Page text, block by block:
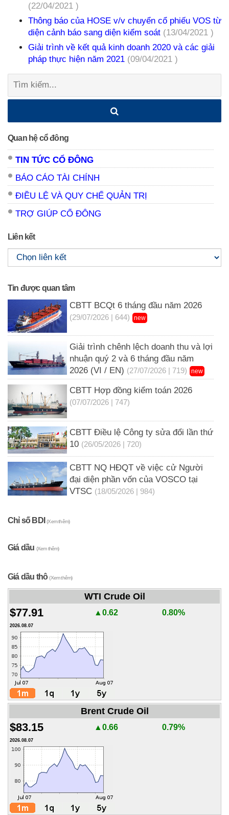
(22/04/2021 )
Thông báo của HOSE v/v chuyển cổ phiếu VOS từ
diện cảnh báo sang diện kiểm soát (13/04/2021 )
Giải trình về kết quả kinh doanh 2020 và các giải
pháp thực hiện năm 2021 (09/04/2021 )
Tìm
Quan hệ cổ đông
TIN TỨC CỔ ĐÔNG
BÁO CÁO TÀI CHÍNH
ĐIỀU LỆ VÀ QUY CHẾ QUẢN TRỊ
TRỢ GIÚP CỔ ĐÔNG
Liên kết
Tin được quan tâm
CBTT BCQt 6 tháng đầu năm 2026
(29/07/2026 | 644) new
Giải trình chênh lệch doanh thu và lợi
nhuận quý 2 và 6 tháng đầu năm
2026 (VI / EN) (27/07/2026 | 719) new
CBTT Hợp đồng kiểm toán 2026
(07/07/2026 | 747)
CBTT Điều lệ Công ty sửa đổi lần thứ
10 (26/05/2026 | 720)
CBTT NQ HĐQT về việc cử Người
đại diện phần vốn của VOSCO tại
VTSC (18/05/2026 | 984)
Chỉ số BDI(Xem thêm)
Giá dầu (Xem thêm)
Giá dầu thô(Xem thêm)
WTI Crude Oil
$77.91 ▲0.62 0.80%
2026.08.07
Brent Crude Oil
$83.15 ▲0.66 0.79%
2026.08.07